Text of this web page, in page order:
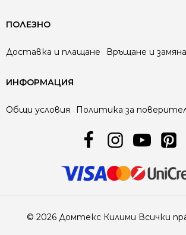
ПОЛЕЗНО
Доставка и плащане Връщане и замяна
ИНФОРМАЦИЯ
Общи условия Политика за
© 2026 Домтекс Килими Всички